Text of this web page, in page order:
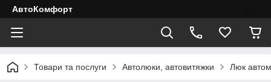
АвтоКомфорт
Товари та послуги Автолюки, автовитяжки Люк